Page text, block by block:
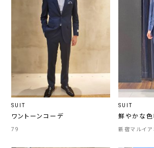
SUIT
ワントーンコーデ
79
SUIT
鮮やかな
新宿マルイア